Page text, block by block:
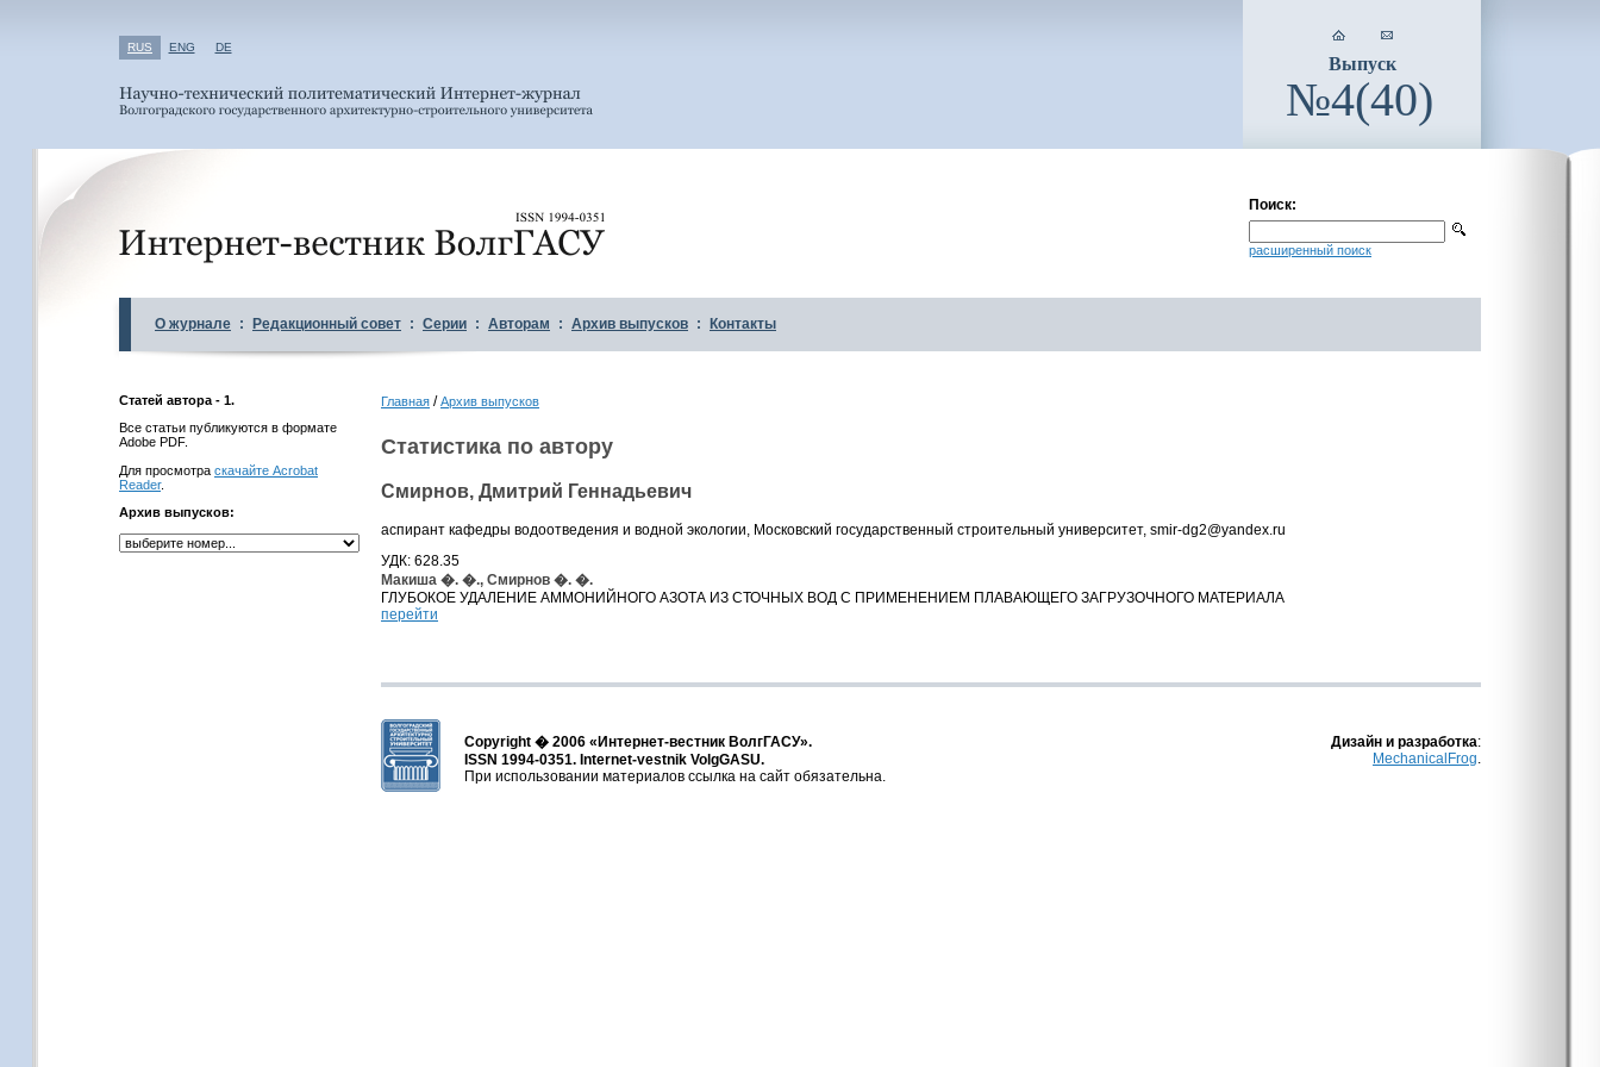
RUS ENG DE
Выпуск
№4(40)
Поиск:
расширенный поиск
О журнале : Редакционный совет : Серии : Авторам : Архив выпусков : Контакты
Статей автора - 1.
Все статьи публикуются в формате
Adobe PDF.
Для просмотра скачайте Acrobat
Reader.
Архив выпусков:
Главная /Архив выпусков
Статистика по автору
Смирнов, Дмитрий Геннадьевич
аспирант кафедры водоотведения и водной экологии, Московский государственный строительный университет, smir-dg2@yandex.ru
УДК: 628.35
Макиша �. �., Смирнов �. �.
ГЛУБОКОЕ УДАЛЕНИЕ АММОНИЙНОГО АЗОТА ИЗ СТОЧНЫХ ВОД С ПРИМЕНЕНИЕМ ПЛАВАЮЩЕГО ЗАГРУЗОЧНОГО МАТЕРИАЛА
перейти
Copyright � 2006 «Интернет-вестник ВолгГАСУ».
ISSN 1994-0351. Internet-vestnik VolgGASU.
При использовании материалов ссылка на сайт обязательна.
Дизайн и разработка:
MechanicalFrog.